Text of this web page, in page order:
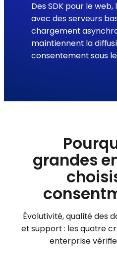
Des SDK pour le
avec des serveurs
chargement
maintiennent la
consentement sous
grandes
Évolutivité, qualité des
et support : les quatre
enterprise